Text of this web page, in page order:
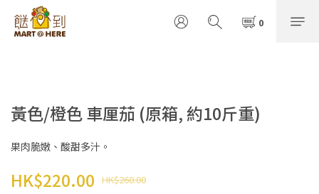
黃色/橙色 車厘茄 (原箱, 約10斤重)
果肉脆嫩、酸甜多汁。
HK$260.00
HK$220.00